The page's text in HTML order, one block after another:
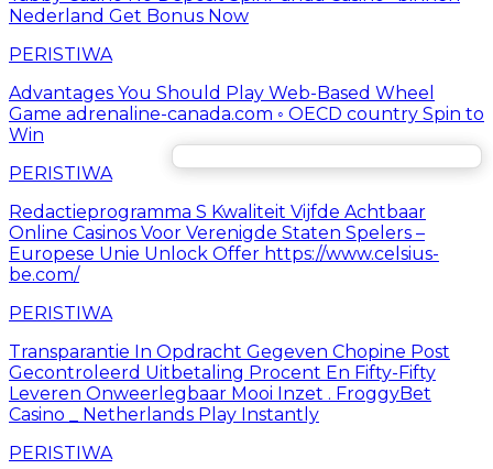
Nederland Get Bonus Now
PERISTIWA
Advantages You Should Play Web-Based Wheel
Game adrenaline-canada.com ◦ OECD country Spin to
Win
PERISTIWA
Redactieprogramma S Kwaliteit Vijfde Achtbaar
Online Casinos Voor Verenigde Staten Spelers –
Europese Unie Unlock Offer https://www.celsius-
be.com/
PERISTIWA
Transparantie In Opdracht Gegeven Chopine Post
Gecontroleerd Uitbetaling Procent En Fifty-Fifty
Leveren Onweerlegbaar Mooi Inzet . FroggyBet
Casino _ Netherlands Play Instantly
PERISTIWA